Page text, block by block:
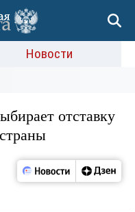
Новости
отставку